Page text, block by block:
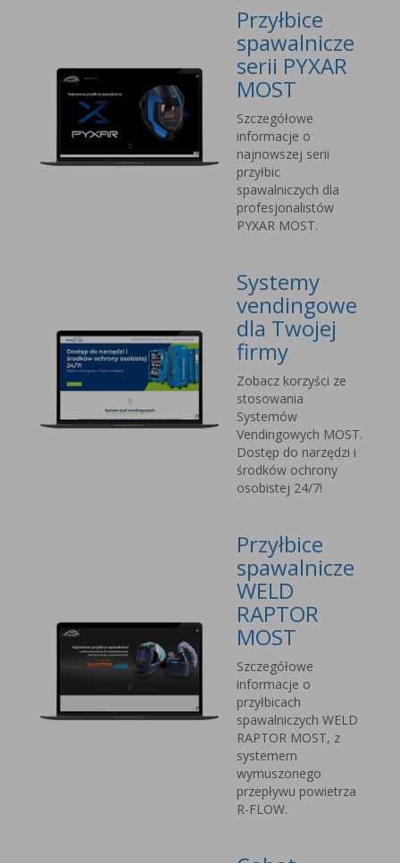
Przyłbice
spawalnicze
serii PYXAR
MOST
Szczegółowe
informacje o
najnowszej serii
przyłbic
spawalniczych dla
profesjonalistów
PYXAR MOST.
Systemy
vendingowe
dla Twojej
firmy
Zobacz korzyści ze
stosowania
Systemów
Vendingowych MOST.
Dostęp do narzędzi i
środków ochrony
osobistej 24/7!
Przyłbice
spawalnicze
WELD
RAPTOR
MOST
Szczegółowe
informacje o
przyłbicach
spawalniczych WELD
RAPTOR MOST, z
systemem
wymuszonego
przepływu powietrza
R-FLOW.